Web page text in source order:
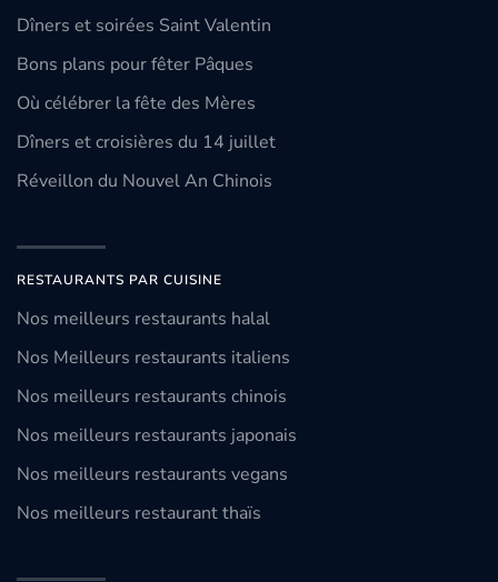
Dîners et soirées Saint Valentin
Bons plans pour fêter Pâques
Où célébrer la fête des Mères
Dîners et croisières du 14 juillet
Réveillon du Nouvel An Chinois
RESTAURANTS PAR CUISINE
Nos meilleurs restaurants halal
Nos Meilleurs restaurants italiens
Nos meilleurs restaurants chinois
Nos meilleurs restaurants japonais
Nos meilleurs restaurants vegans
Nos meilleurs restaurant thaïs